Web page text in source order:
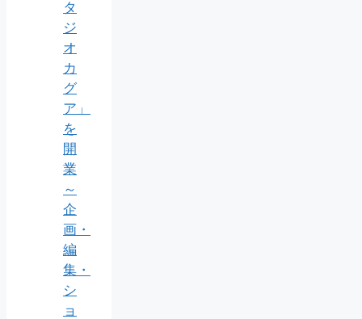
タ
ジ
オ
カ
グ
ア」
を
開
業
～
企
画・
編
集・
シ
ョ